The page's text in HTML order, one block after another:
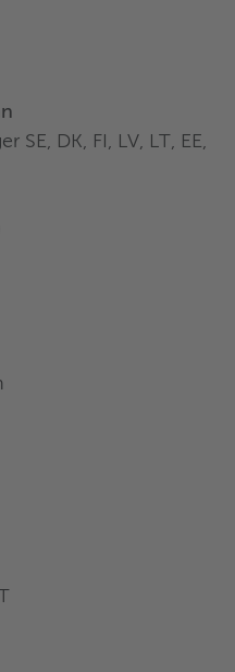
SE, DK, FI, LV, LT, EE,